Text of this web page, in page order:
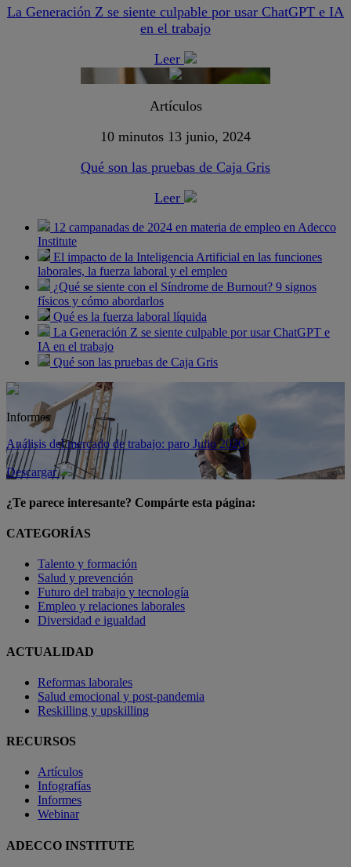
La Generación Z se siente culpable por usar ChatGPT e IA
en el trabajo
Leer
Artículos
10 minutos 13 junio, 2024
Qué son las pruebas de Caja Gris
Leer
12 campanadas de 2024 en materia de empleo en Adecco
Institute
El impacto de la Inteligencia Artificial en las funciones
laborales, la fuerza laboral y el empleo
¿Qué se siente con el Síndrome de Burnout? 9 signos
físicos y cómo abordarlos
Qué es la fuerza laboral líquida
La Generación Z se siente culpable por usar ChatGPT e
IA en el trabajo
Qué son las pruebas de Caja Gris
Informes
Análisis del mercado de trabajo: paro Julio 2026
Descargar
¿Te parece interesante? Compárte esta página:
CATEGORÍAS
Talento y formación
Salud y prevención
Futuro del trabajo y tecnología
Empleo y relaciones laborales
Diversidad e igualdad
ACTUALIDAD
Reformas laborales
Salud emocional y post-pandemia
Reskilling y upskilling
RECURSOS
Artículos
Infografías
Informes
Webinar
ADECCO INSTITUTE